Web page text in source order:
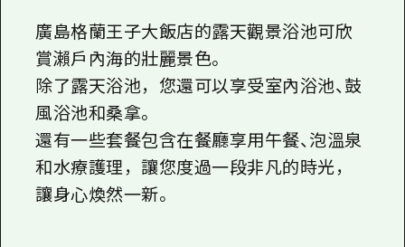
廣島格蘭王子大飯店的露天觀景浴池可欣
賞瀨戶內海的壯麗景色。
除了露天浴池，您還可以享受室內浴池、鼓
風浴池和桑拿。
還有一些套餐包含在餐廳享用午餐、泡溫泉
和水療護理，讓您度過一段非凡的時光，
讓身心煥然一新。